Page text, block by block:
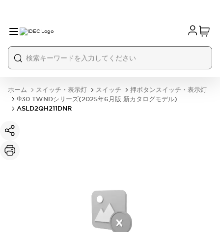
ホーム スイッチ・表示灯 スイッチ
押ボタンスイッチ・表示灯
Φ30 TWNDシリーズ(2025年6月版 新カタログモデル)
ASLD2QH211DNR